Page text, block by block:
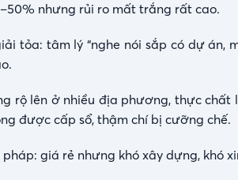
nhưng rủi ro mất trắng rất cao.
tỏa: tâm lý “nghe nói sắp có dự án,
rộ lên ở nhiều địa phương, thực
được cấp sổ, thậm chí bị cưỡng chế.
giá rẻ nhưng khó xây dựng, khó